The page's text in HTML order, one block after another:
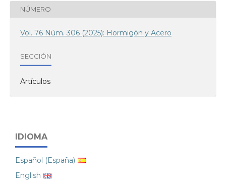
NÚMERO
Vol. 76 Núm. 306 (2025): Hormigón y Acero
SECCIÓN
Artículos
IDIOMA
Español (España)
English